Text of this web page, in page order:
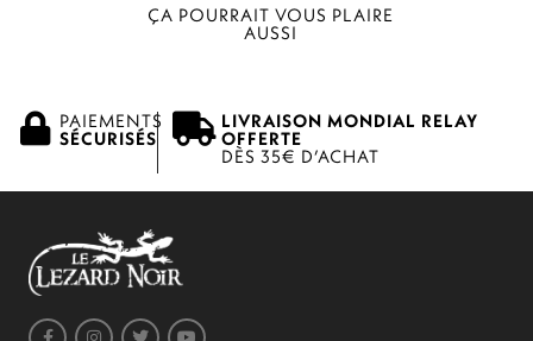
ÇA POURRAIT VOUS PLAIRE
AUSSI
PAIEMENTS
SÉCURISÉS
LIVRAISON MONDIAL RELAY
OFFERTE
DÈS 35€ D’ACHAT